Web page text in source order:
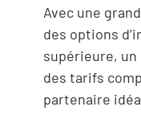
Avec une
des options
supérieure,
des tarifs
partenaire